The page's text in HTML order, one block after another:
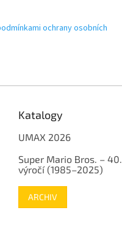
ochrany osobních
Katalogy
UMAX 2026
Super Mario Bros. – 40.
výročí (1985–2025)
ARCHIV